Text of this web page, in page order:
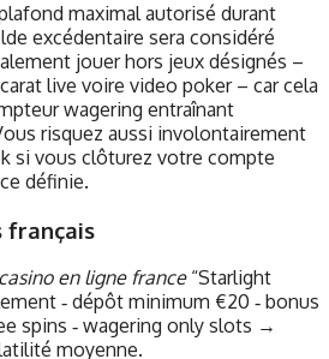
maximal autorisé durant
excédentaire sera considéré
jouer hors jeux désignés –
live voire video poker – car cela
wagering entraînant
risquez aussi involontairement
si vous clôturez votre compte
définie.​
français
en ligne france“Starlight
‑ dépôt minimum €20 ‑ bonus
spins ‑ wagering only slots →
moyenne.